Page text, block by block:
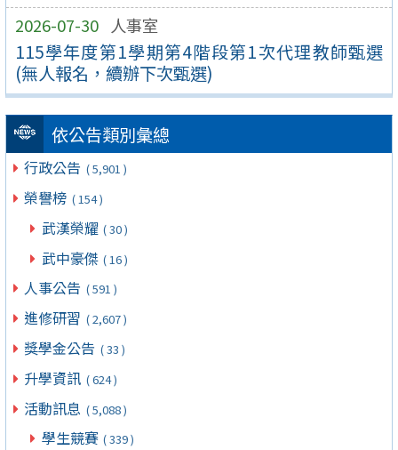
2026-07-30 人事室
115學年度第1學期第4階段第1次代理教師甄選
(無人報名，續辦下次甄選)
依公告類別彙總
行政公告 ( 5,901 )
榮譽榜 ( 154 )
武漢榮耀 ( 30 )
武中豪傑 ( 16 )
人事公告 ( 591 )
進修研習 ( 2,607 )
獎學金公告 ( 33 )
升學資訊 ( 624 )
活動訊息 ( 5,088 )
學生競賽 ( 339 )